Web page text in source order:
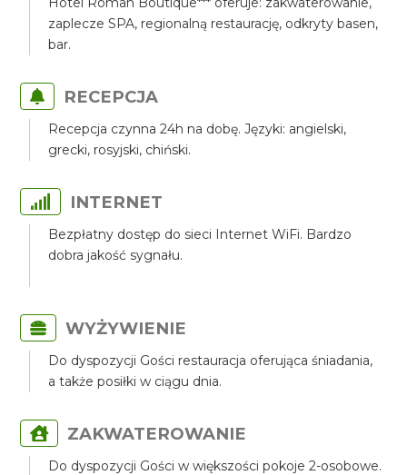
zaplecze SPA, regionalną restaurację, odkryty basen,
bar.
RECEPCJA
Recepcja czynna 24h na dobę. Języki: angielski,
grecki, rosyjski, chiński.
INTERNET
Bezpłatny dostęp do sieci Internet WiFi. Bardzo
dobra jakość sygnału.
WYŻYWIENIE
Do dyspozycji Gości restauracja oferująca śniadania,
a także posiłki w ciągu dnia.
ZAKWATEROWANIE
Do dyspozycji Gości w większości pokoje 2-osobowe.